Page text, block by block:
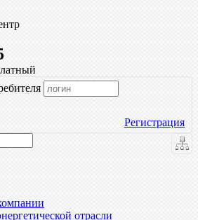
Регистрация
отрасли